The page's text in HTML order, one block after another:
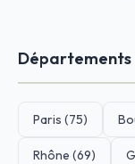
Départements
Paris (75)
Rhône (69)